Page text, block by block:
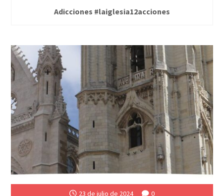
Adicciones #laiglesia12acciones
23 de julio de 2024 0